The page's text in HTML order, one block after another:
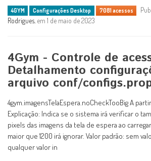
4GYM Configurações Desktop 7081 acessos
Rodrigues, em 1 de maio de 2023
4Gym - Controle de
Detalhamento
arquivo conf/
4gym.imagensTelaEspera.noCheckTooBig A
Explicação: Indica se o sistema irá verificar o
pixels das imagens da tela de espera ao
maior que 1200 irá ignorar. Valor padrão: sem
qualquer valor in